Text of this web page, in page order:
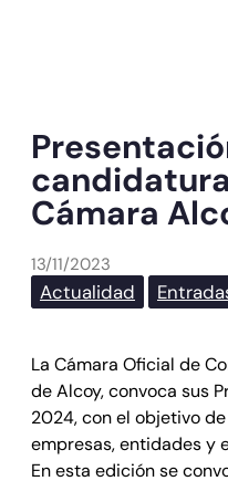
Cámara
13/11/2023
Actualidad
La Cámara Oficial de
de Alcoy, convoca sus
2024, con el objetivo
empresas, entidades y
En esta edición se